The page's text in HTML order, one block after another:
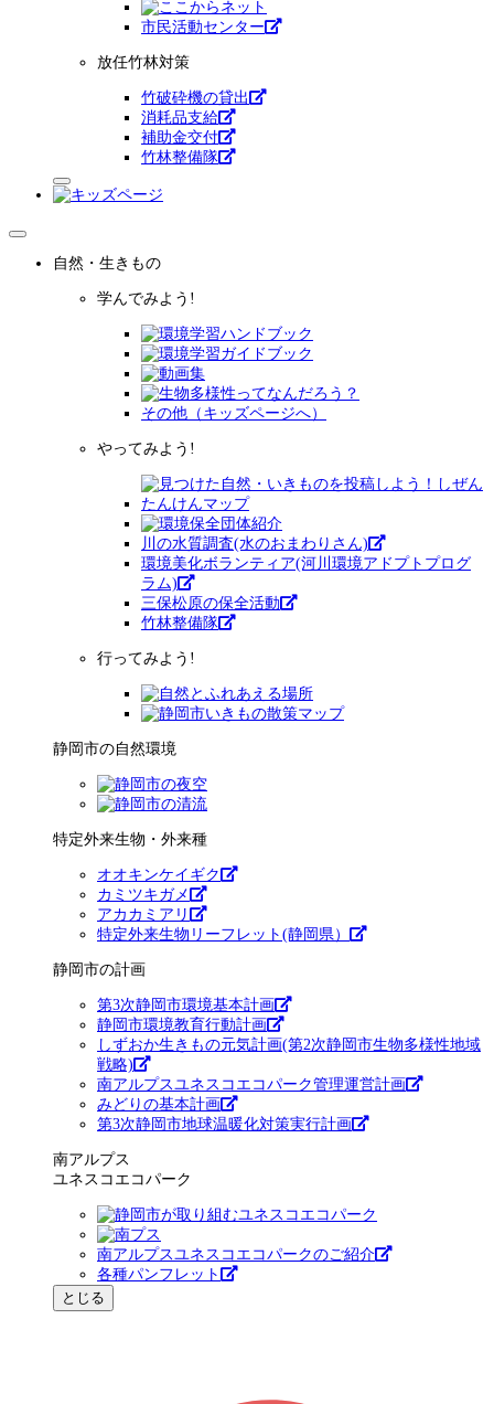
市⺠活動センター
放任竹林対策
竹破砕機の貸出
消耗品支給
補助金交付
竹林整備隊
自然・生きもの
学んでみよう!
その他（キッズページへ）
やってみよう!
川の水質調査(水のおまわりさん)
環境美化ボランティア(河川環境アドプトプログ
ラム)
三保松原の保全活動
竹林整備隊
行ってみよう!
静岡市の自然環境
特定外来生物・外来種
オオキンケイギク
カミツキガメ
アカカミアリ
特定外来生物リーフレット(静岡県）
静岡市の計画
第3次静岡市環境基本計画
静岡市環境教育行動計画
しずおか生きもの元気計画(第2次静岡市生物多様性地域
戦略)
南アルプスユネスコエコパーク管理運営計画
みどりの基本計画
第3次静岡市地球温暖化対策実行計画
南アルプス
ユネスコエコパーク
南アルプスユネスコエコパークのご紹介
各種パンフレット
とじる